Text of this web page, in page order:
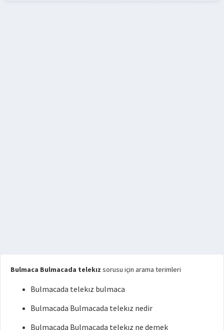
Bulmaca Bulmacada telekız sorusu için arama terimleri
Bulmacada telekız bulmaca
Bulmacada Bulmacada telekız nedir
Bulmacada Bulmacada telekız ne demek